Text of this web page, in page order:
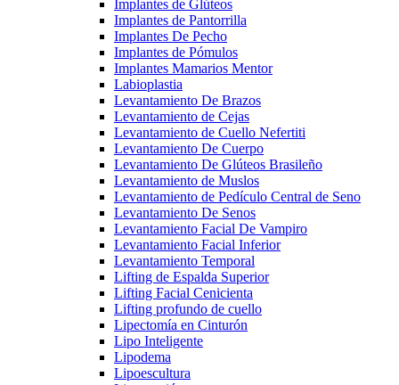
Implantes de Glúteos
Implantes de Pantorrilla
Implantes De Pecho
Implantes de Pómulos
Implantes Mamarios Mentor
Labioplastia
Levantamiento De Brazos
Levantamiento de Cejas
Levantamiento de Cuello Nefertiti
Levantamiento De Cuerpo
Levantamiento De Glúteos Brasileño
Levantamiento de Muslos
Levantamiento de Pedículo Central de Seno
Levantamiento De Senos
Levantamiento Facial De Vampiro
Levantamiento Facial Inferior
Levantamiento Temporal
Lifting de Espalda Superior
Lifting Facial Cenicienta
Lifting profundo de cuello
Lipectomía en Cinturón
Lipo Inteligente
Lipodema
Lipoescultura